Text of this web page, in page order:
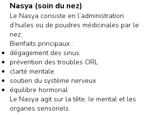
Nasya (soin du nez)
Le Nasya consiste en l’administration
d’huiles ou de poudres médicinales par le
nez.
Bienfaits principaux :
dégagement des sinus
prévention des troubles ORL
clarté mentale
soutien du système nerveux
équilibre hormonal
Le Nasya agit sur la tête, le mental et les
organes sensoriels.